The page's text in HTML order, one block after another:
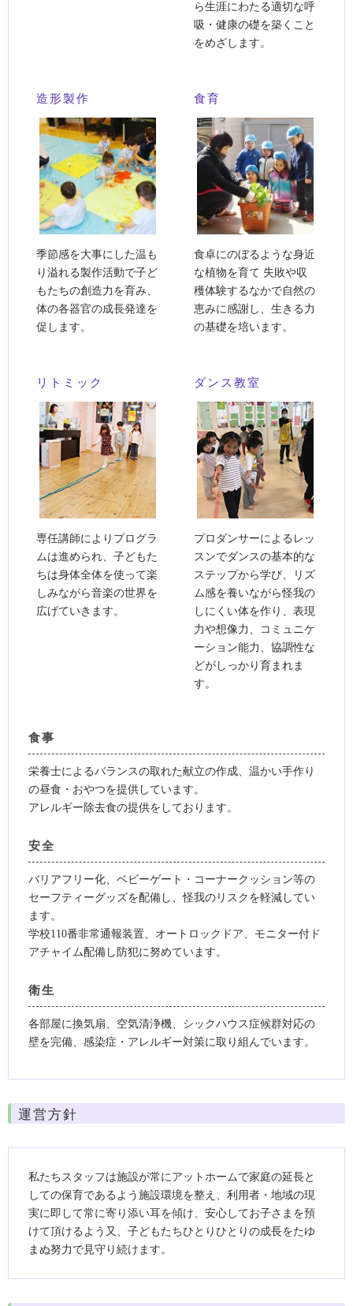
ら生涯にわたる適切な呼
吸・健康の礎を築くこと
をめざします。
造形製作
季節感を大事にした温も
り溢れる製作活動で子ど
もたちの創造力を育み、
体の各器官の成長発達を
促します。
食育
食卓にのぼるような身近
な植物を育て 失敗や収
穫体験するなかで自然の
恵みに感謝し、生きる力
の基礎を培います。
リトミック
専任講師によりプログラ
ムは進められ、子どもた
ちは身体全体を使って楽
しみながら音楽の世界を
広げていきます。
ダンス教室
プロダンサーによるレッ
スンでダンスの基本的な
ステップから学び、リズ
ム感を養いながら怪我の
しにくい体を作り、表現
力や想像力、コミュニケ
ーション能力、協調性な
どがしっかり育まれま
す。
食事
栄養士によるバランスの取れた献立の作成、温かい手作り
の昼食・おやつを提供しています。
アレルギー除去食の提供をしております。
安全
バリアフリー化、ベビーゲート・コーナークッション等の
セーフティーグッズを配備し、怪我のリスクを軽減してい
ます。
学校110番非常通報装置、オートロックドア、モニター付ド
アチャイム配備し防犯に努めています。
衛生
各部屋に換気扇、空気清浄機、シックハウス症候群対応の
壁を完備、感染症・アレルギー対策に取り組んでいます。
運営方針
私たちスタッフは施設が常にアットホームで家庭の延長と
しての保育であるよう施設環境を整え、利用者・地域の現
実に即して常に寄り添い耳を傾け、安心してお子さまを預
けて頂けるよう又、子どもたちひとりひとりの成長をたゆ
まぬ努力で見守り続けます。